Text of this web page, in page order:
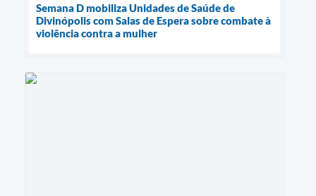
Semana D mobiliza Unidades de Saúde de
Divinópolis com Salas de Espera sobre combate à
violência contra a mulher